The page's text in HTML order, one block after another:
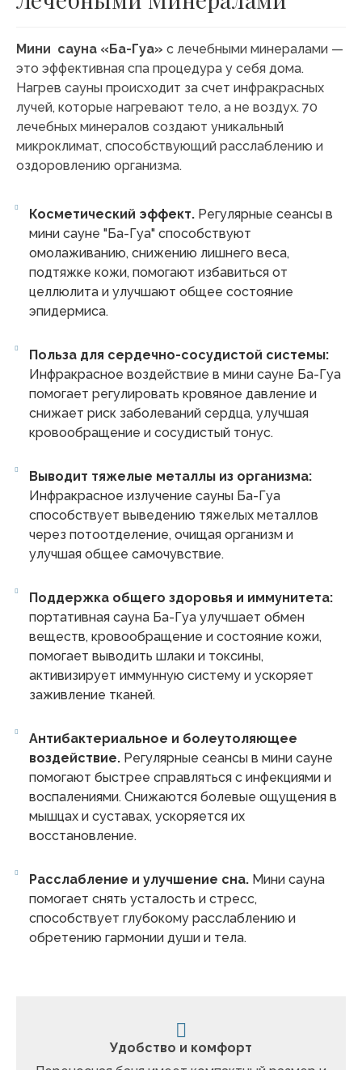
Мини сауна «Ба-Гуа» с лечебными минералами —
это эффективная спа процедура у себя дома.
Нагрев сауны происходит за счет инфракрасных
лучей, которые нагревают тело, а не воздух. 70
лечебных минералов создают уникальный
микроклимат, способствующий расслаблению и
оздоровлению организма.
Косметический эффект. Регулярные сеансы в
мини сауне "Ба-Гуа" способствуют
омолаживанию, снижению лишнего веса,
подтяжке кожи, помогают избавиться от
целлюлита и улучшают общее состояние
эпидермиса.
Польза для сердечно-сосудистой системы:
Инфракрасное воздействие в мини сауне Ба-Гуа
помогает регулировать кровяное давление и
снижает риск заболеваний сердца, улучшая
кровообращение и сосудистый тонус.
Выводит тяжелые металлы из организма:
Инфракрасное излучение сауны Ба-Гуа
способствует выведению тяжелых металлов
через потоотделение, очищая организм и
улучшая общее самочувствие.
Поддержка общего здоровья и иммунитета:
портативная сауна Ба-Гуа улучшает обмен
веществ, кровообращение и состояние кожи,
помогает выводить шлаки и токсины,
активизирует иммунную систему и ускоряет
заживление тканей.
Антибактериальное и болеутоляющее
воздействие. Регулярные сеансы в мини сауне
помогают быстрее справляться с инфекциями и
воспалениями. Снижаются болевые ощущения в
мышцах и суставах, ускоряется их
восстановление.
Расслабление и улучшение сна. Мини сауна
помогает снять усталость и стресс,
способствует глубокому расслаблению и
обретению гармонии души и тела.
Удобство и комфорт